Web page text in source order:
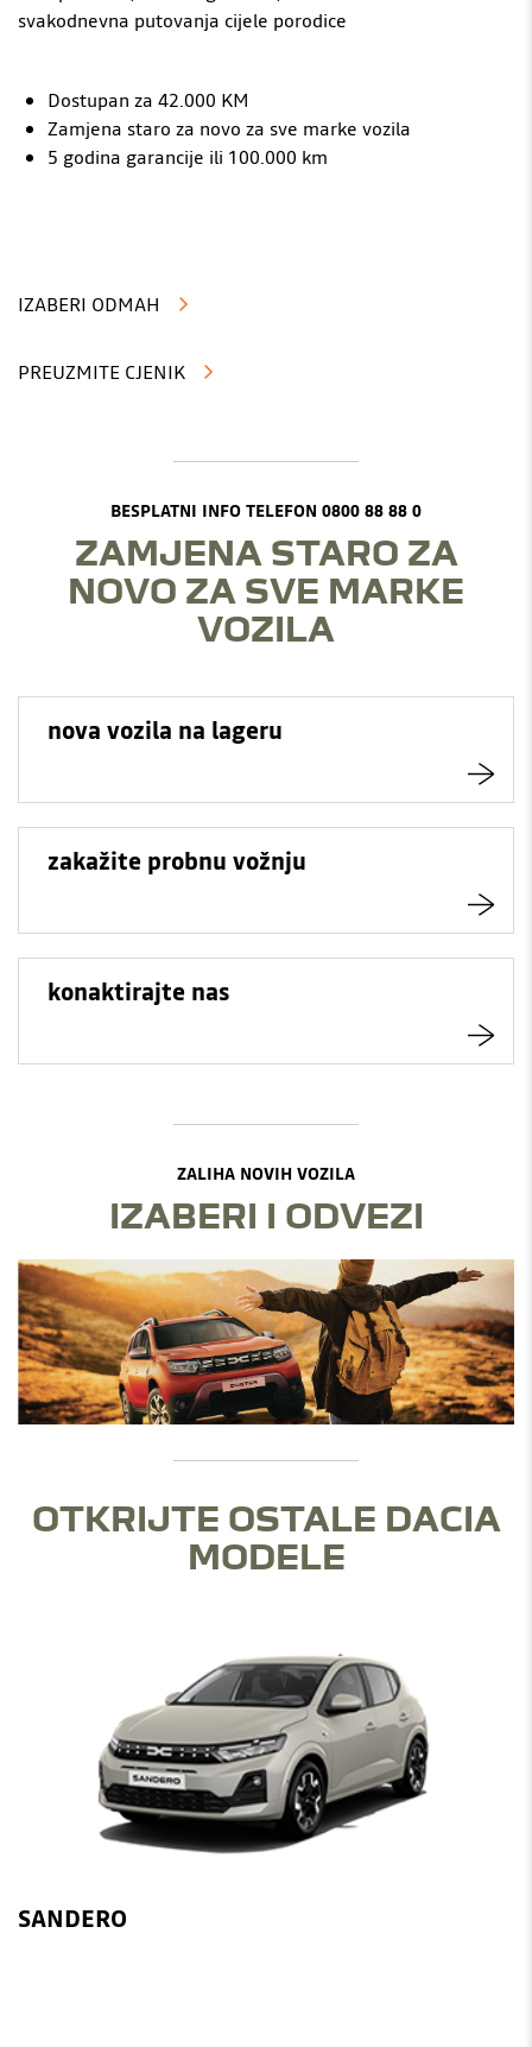
svakodnevna putovanja cijele porodice
Dostupan za 42.000 KM
Zamjena staro za novo za sve marke vozila
5 godina garancije ili 100.000 km
IZABERI ODMAH
PREUZMITE CJENIK
BESPLATNI INFO TELEFON 0800 88 88 0
ZAMJENA STARO ZA
NOVO ZA SVE MARKE
VOZILA
nova vozila na lageru
zakažite probnu vožnju
konaktirajte nas
ZALIHA NOVIH VOZILA
IZABERI I ODVEZI
OTKRIJTE OSTALE DACIA
MODELE
SANDERO